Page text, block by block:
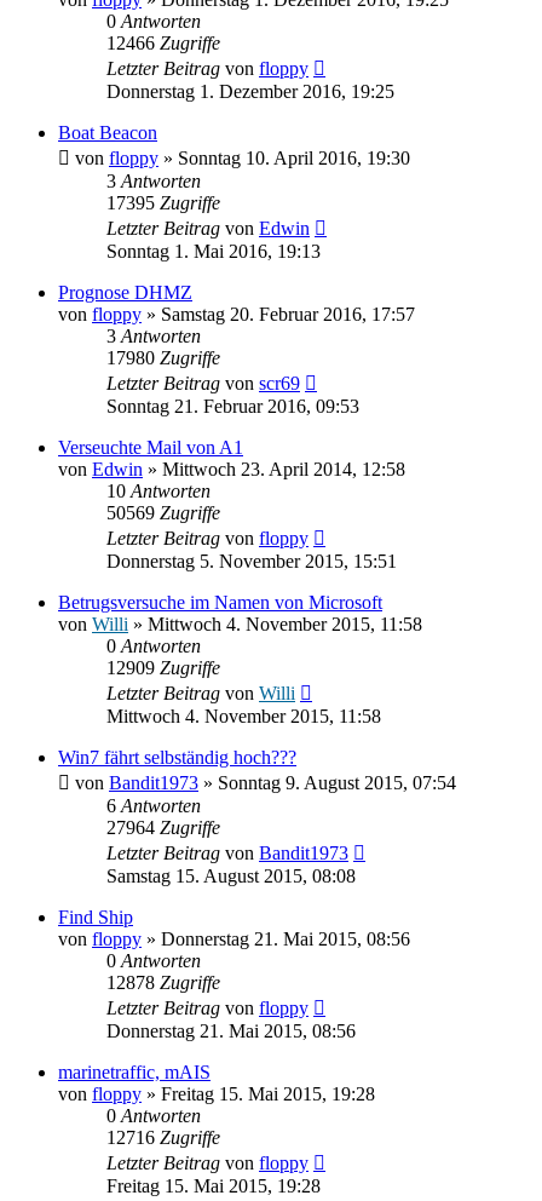
0 Antworten
12466 Zugriffe
Letzter Beitrag von floppy
Donnerstag 1. Dezember 2016, 19:25
Boat Beacon
von floppy » Sonntag 10. April 2016, 19:30
3 Antworten
17395 Zugriffe
Letzter Beitrag von Edwin
Sonntag 1. Mai 2016, 19:13
Prognose DHMZ
von floppy » Samstag 20. Februar 2016, 17:57
3 Antworten
17980 Zugriffe
Letzter Beitrag von scr69
Sonntag 21. Februar 2016, 09:53
Verseuchte Mail von A1
von Edwin » Mittwoch 23. April 2014, 12:58
10 Antworten
50569 Zugriffe
Letzter Beitrag von floppy
Donnerstag 5. November 2015, 15:51
Betrugsversuche im Namen von Microsoft
von Willi » Mittwoch 4. November 2015, 11:58
0 Antworten
12909 Zugriffe
Letzter Beitrag von Willi
Mittwoch 4. November 2015, 11:58
Win7 fährt selbständig hoch???
von Bandit1973 » Sonntag 9. August 2015, 07:54
6 Antworten
27964 Zugriffe
Letzter Beitrag von Bandit1973
Samstag 15. August 2015, 08:08
Find Ship
von floppy » Donnerstag 21. Mai 2015, 08:56
0 Antworten
12878 Zugriffe
Letzter Beitrag von floppy
Donnerstag 21. Mai 2015, 08:56
marinetraffic, mAIS
von floppy » Freitag 15. Mai 2015, 19:28
0 Antworten
12716 Zugriffe
Letzter Beitrag von floppy
Freitag 15. Mai 2015, 19:28